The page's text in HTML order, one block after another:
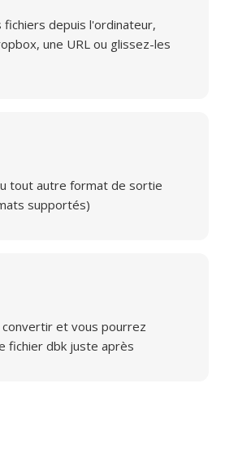
fichiers depuis l'ordinateur,
une URL ou glissez-les
tout autre format de sortie
supportés)
convertir et vous pourrez
fichier dbk juste après